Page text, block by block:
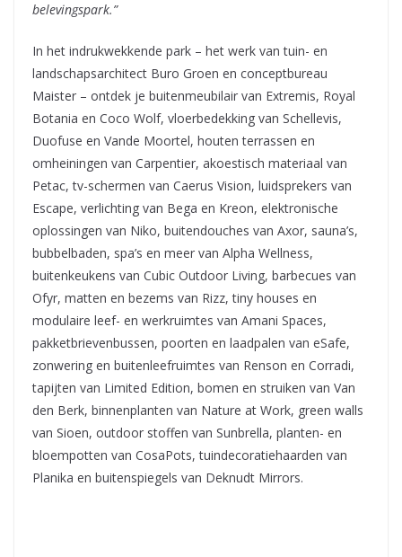
belevingspark.”
In het indrukwekkende park – het werk van tuin- en
landschapsarchitect Buro Groen en conceptbureau
Maister – ontdek je buitenmeubilair van Extremis, Royal
Botania en Coco Wolf, vloerbedekking van Schellevis,
Duofuse en Vande Moortel, houten terrassen en
omheiningen van Carpentier, akoestisch materiaal van
Petac, tv-schermen van Caerus Vision, luidsprekers van
Escape, verlichting van Bega en Kreon, elektronische
oplossingen van Niko, buitendouches van Axor, sauna’s,
bubbelbaden, spa’s en meer van Alpha Wellness,
buitenkeukens van Cubic Outdoor Living, barbecues van
Ofyr, matten en bezems van Rizz, tiny houses en
modulaire leef- en werkruimtes van Amani Spaces,
pakketbrievenbussen, poorten en laadpalen van eSafe,
zonwering en buitenleefruimtes van Renson en Corradi,
tapijten van Limited Edition, bomen en struiken van Van
den Berk, binnenplanten van Nature at Work, green walls
van Sioen, outdoor stoffen van Sunbrella, planten- en
bloempotten van CosaPots, tuindecoratiehaarden van
Planika en buitenspiegels van Deknudt Mirrors.